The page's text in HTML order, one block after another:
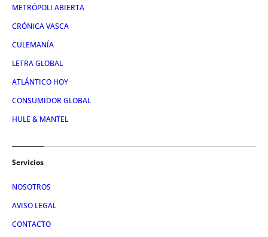
METRÓPOLI ABIERTA
CRÓNICA VASCA
CULEMANÍA
LETRA GLOBAL
ATLÁNTICO HOY
CONSUMIDOR GLOBAL
HULE & MANTEL
Servicios
NOSOTROS
AVISO LEGAL
CONTACTO